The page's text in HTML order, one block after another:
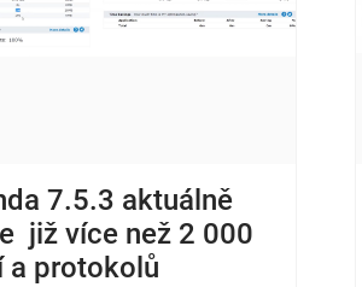
7.5.3 aktuálně
již více než 2 000
a protokolů